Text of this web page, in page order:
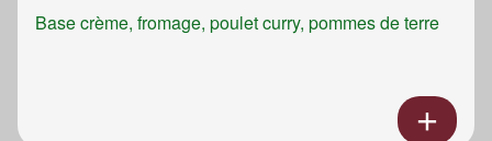
Base crème, fromage, poulet curry, pommes de terre